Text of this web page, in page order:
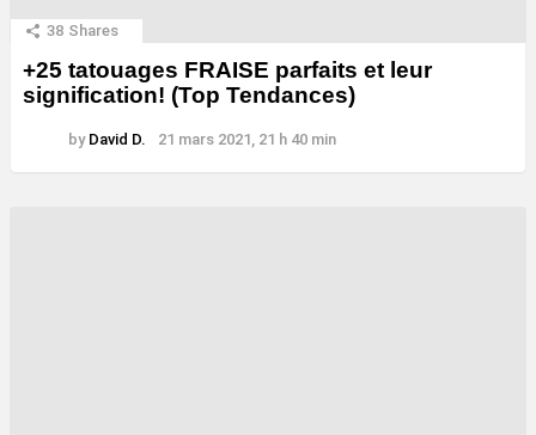
38 Shares
+25 tatouages ​​FRAISE parfaits et leur
signification! (Top Tendances)
by David D. 21 mars 2021, 21 h 40 min